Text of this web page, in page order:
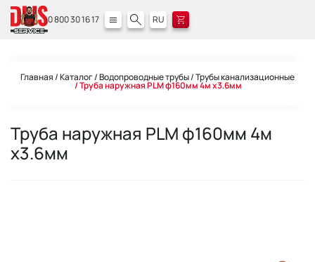
0 800 30 16 17 RU
Главная Каталог Водопроводные трубы Трубы канализационные
Труба наружная PLM ф160мм 4м x3.6мм
Труба наружная PLM ф160мм 4м
x3.6мм